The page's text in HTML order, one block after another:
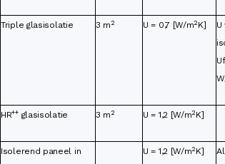
Triple glasisolatie 3 m 2 U = 0,7 [W/m2 K]
HR++glasisolatie 3 m 2 U = 1,2 [W/m2 K]
Isolerend paneel in
U = 1,2 [W/m2 K]